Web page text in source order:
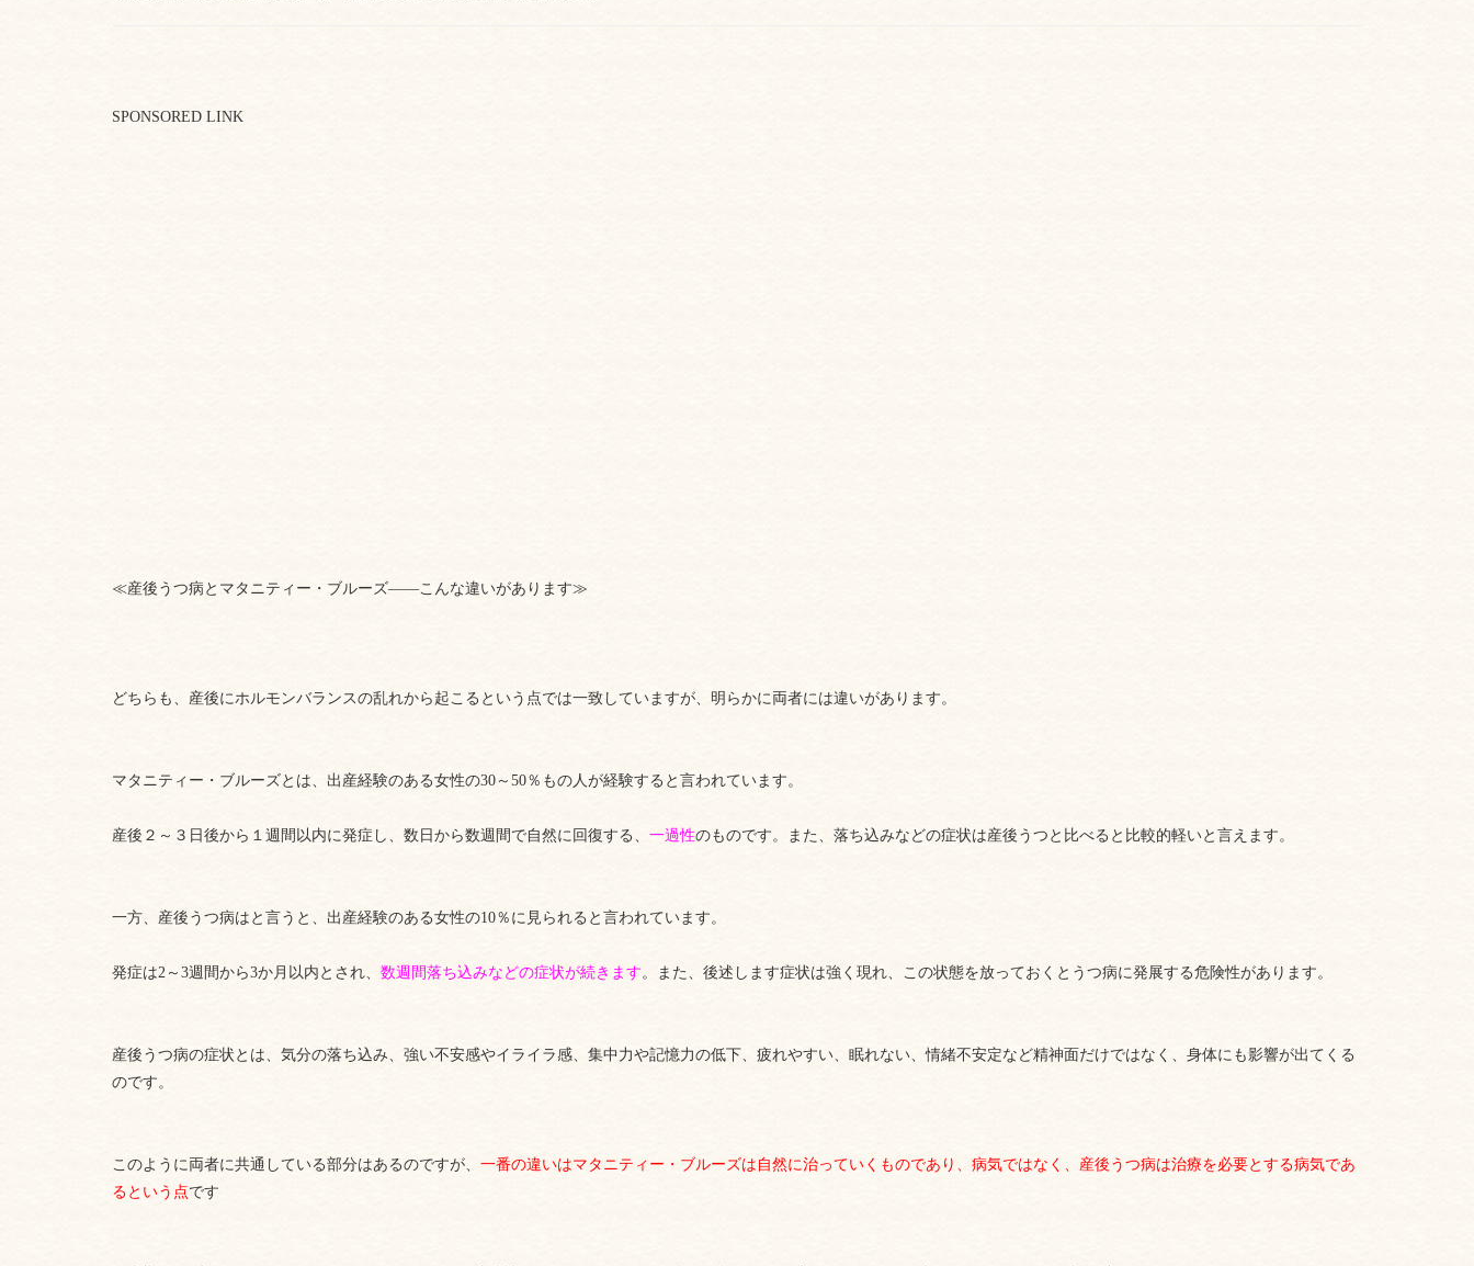
SPONSORED LINK
≪産後うつ病とマタニティー・ブルーズ――こんな違いがあります≫
どちらも、産後にホルモンバランスの乱れから起こるという点では一致していますが、明らかに両者には違いがあります。
マタニティー・ブルーズとは、出産経験のある女性の30～50％もの人が経験すると言われています。
産後２～３日後から１週間以内に発症し、数日から数週間で自然に回復する、 一過性のものです。また、落ち込みなどの症状は産後うつと比べると比較的軽いと言えます。
一方、 産後うつ病はと言うと、出産経験のある女性の10％に見られると言われています。
発症は2～3週間から3か月以内とされ、 数週間落ち込みなどの症状が続きます。また、後述します症状は強く現れ、この状態を放っておくとうつ病に発展する危険性があります。
産後うつ病の症状とは、気分の落ち込み、強い不安感やイライラ感、集中力や記憶力の低下、疲れやすい、眠れない、情緒不安定など精神面だけではなく、身体にも影響が出てくる
のです。
このように両者に共通している部分はあるのですが、 一番の違いはマタニティー・ブルーズは自然に治っていくものであり、病気ではなく、産後うつ病は治療を必要とする病気であ
るという点です